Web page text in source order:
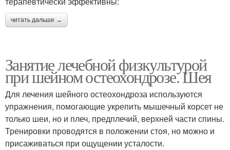
читать дальше →
Занятие лечебной физкультурой
при шейном остеохондрозе. Шея
Для лечения шейного остеохондроза используются
упражнения, помогающие укрепить мышечный корсет не
только шеи, но и плеч, предплечий, верхней части спины.
Тренировки проводятся в положении стоя, но можно и
присаживаться при ощущении усталости.